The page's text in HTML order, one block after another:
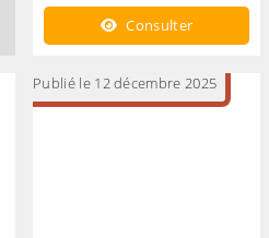
Consulter
Publié le 12 décembre 2025